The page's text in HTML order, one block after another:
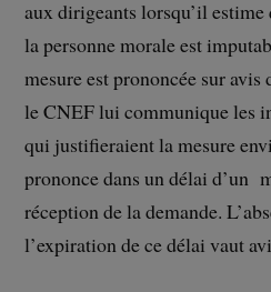
aux dirigeants lorsqu’il estime
la personne morale est
mesure est prononcée sur
le CNEF lui communique les
qui justifieraient la mesure
prononce dans un délai d’un
réception de la demande.
l’expiration de ce délai vaut